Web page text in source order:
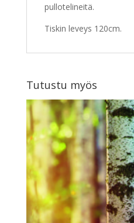
pullotelineitä.
Tiskin leveys 120cm.
Tutustu myös